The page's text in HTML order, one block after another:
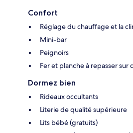
Confort
Réglage du chauffage et la
Mini-bar
Peignoirs
Fer et planche à repasser sur
Dormez bien
Rideaux occultants
Literie de qualité supérieure
Lits bébé (gratuits)